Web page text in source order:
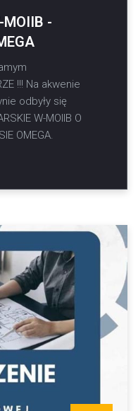
-
!!! Na akwenie
odbyły się
W-MOIIB O
OMEGA.